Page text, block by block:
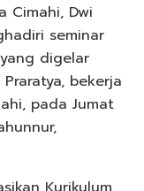
Cimahi, Dwi
seminar
digelar
bekerja
pada Jumat